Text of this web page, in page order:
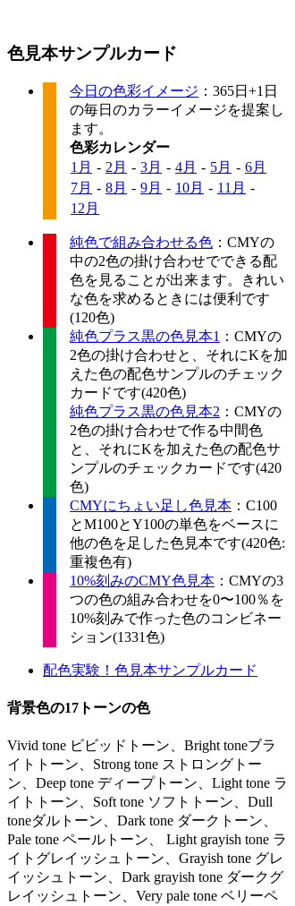
色見本サンプルカード
今日の色彩イメージ ：365日+1日
の毎日のカラーイメージを提案し
ます。
色彩カレンダー
1月 - 2月 - 3月 - 4月 - 5月 - 6月
7月 - 8月 - 9月 - 10月 - 11月 -
12月
純色で組み合わせる色 ：CMYの
中の2色の掛け合わせでできる配
色を見ることが出来ます。きれい
な色を求めるときには便利です
(120色)
純色プラス黒の色見本1 ：CMYの
2色の掛け合わせと、それにKを加
えた色の配色サンプルのチェック
カードです(420色)
純色プラス黒の色見本2 ：CMYの
2色の掛け合わせで作る中間色
と、それにKを加えた色の配色サ
ンプルのチェックカードです(420
色)
CMYにちょい足し色見本 ：C100
とM100とY100の単色をベースに
他の色を足した色見本です(420色:
重複色有)
10%刻みのCMY色見本 ：CMYの3
つの色の組み合わせを0〜100％を
10%刻みで作った色のコンビネー
ション(1331色)
配色実験！色見本サンプルカード
背景色の17トーンの色
Vivid tone ビビッドトーン、Bright toneブラ
イトトーン、Strong tone ストロングトー
ン、Deep tone ディープトーン、Light tone ラ
イトトーン、Soft tone ソフトトーン、Dull
toneダルトーン、Dark tone ダークトーン、
Pale tone ペールトーン、 Light grayish tone ラ
イトグレイッシュトーン、Grayish tone グレ
イッシュトーン、Dark grayish tone ダークグ
レイッシュトーン、Very pale tone ベリーペ